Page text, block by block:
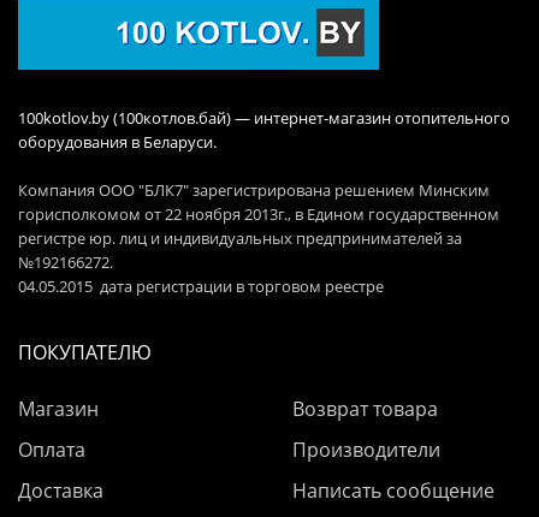
100kotlov.by (100котлов.бай) — интернет-магазин отопительного
оборудования в Беларуси.
Компания ООО "БЛК7" зарегистрирована решением Минским
горисполкомом от 22 ноября 2013г., в Едином государственном
регистре юр. лиц и индивидуальных предпринимателей за
№192166272.
04.05.2015 дата регистрации в торговом реестре
ПОКУПАТЕЛЮ
Магазин
Оплата
Доставка
Возврат товара
Производители
Написать сообщение